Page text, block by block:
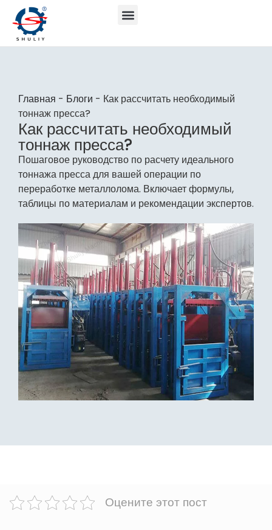
Главная - Блоги - Как рассчитать необходимый
тоннаж пресса?
Как рассчитать необходимый
тоннаж пресса?
Пошаговое руководство по расчету идеального
тоннажа пресса для вашей операции по
переработке металлолома. Включает формулы,
таблицы по материалам и рекомендации экспертов.
Оцените этот пост